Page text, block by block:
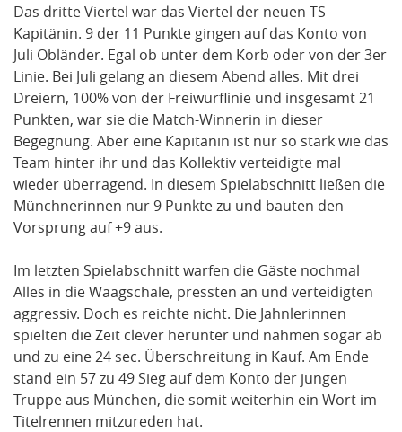
Das dritte Viertel war das Viertel der neuen TS
Kapitänin. 9 der 11 Punkte gingen auf das Konto von
Juli Obländer. Egal ob unter dem Korb oder von der 3er
Linie. Bei Juli gelang an diesem Abend alles. Mit drei
Dreiern, 100% von der Freiwurflinie und insgesamt 21
Punkten, war sie die Match-Winnerin in dieser
Begegnung. Aber eine Kapitänin ist nur so stark wie das
Team hinter ihr und das Kollektiv verteidigte mal
wieder überragend. In diesem Spielabschnitt ließen die
Münchnerinnen nur 9 Punkte zu und bauten den
Vorsprung auf +9 aus.
Im letzten Spielabschnitt warfen die Gäste nochmal
Alles in die Waagschale, pressten an und verteidigten
aggressiv. Doch es reichte nicht. Die Jahnlerinnen
spielten die Zeit clever herunter und nahmen sogar ab
und zu eine 24 sec. Überschreitung in Kauf. Am Ende
stand ein 57 zu 49 Sieg auf dem Konto der jungen
Truppe aus München, die somit weiterhin ein Wort im
Titelrennen mitzureden hat.